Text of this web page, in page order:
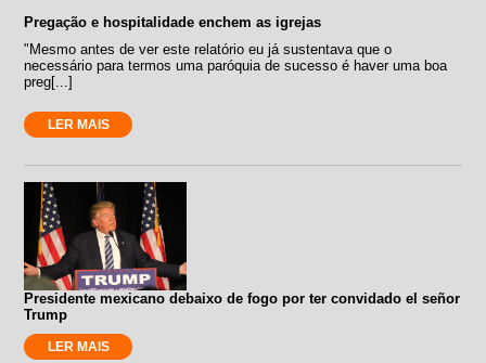
Pregação e hospitalidade enchem as igrejas
"Mesmo antes de ver este relatório eu já sustentava que o
necessário para termos uma paróquia de sucesso é haver uma boa
preg[...]
LER MAIS
Presidente mexicano debaixo de fogo por ter convidado el señor
Trump
LER MAIS